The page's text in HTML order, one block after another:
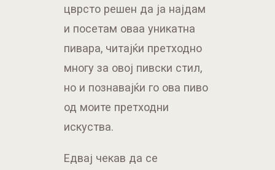
цврсто решен да ја најдам
и посетам оваа уникатна
пивара, читајќи претходно
многу за овој пивски стил,
но и познавајќи го ова пиво
од моите претходни
искуства.
Едвај чекав да се